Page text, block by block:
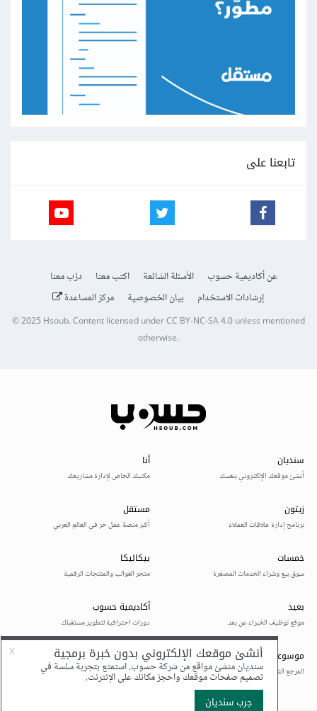
تابعنا على
عن أكاديمية حسوب الأسئلة الشائعة اكتب معنا
درّب معنا
إرشادات الاستخدام
بيان الخصوصية مركز المساعدة
© 2025Hsoub.Content licensed underCC BY-NC-SA 4.0unless mentioned
otherwise.